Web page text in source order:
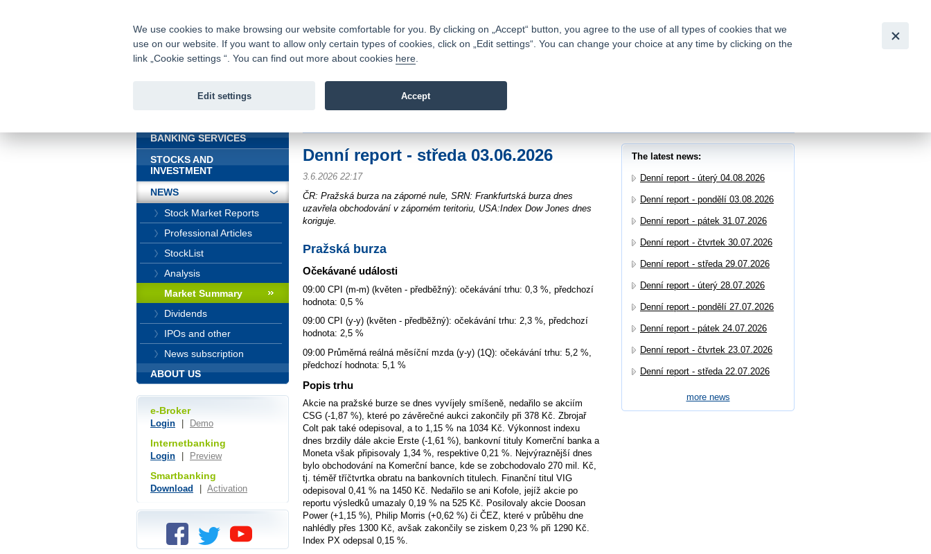
Fio bank
Fio banka is a modern Czech financial institution that stands out for
providing fee-free general banking services and adept facilitation of
Denní report - středa 03.06.2026
3.6.2026 22:17
ČR: Pražská burza na záporné nule, SRN: Frankfurtská burza dnes
uzavřela obchodování v záporném teritoriu, USA:Index Dow Jones dnes
koriguje.
Pražská burza
Očekávané události
09:00 CPI (m-m) (květen - předběžný): očekávání trhu: 0,3 %, předchozí
hodnota: 0,5 %
09:00 CPI (y-y) (květen - předběžný): očekávání trhu: 2,3 %, předchozí
hodnota: 2,5 %
09:00 Průměrná reálná měsíční mzda (y-y) (1Q): očekávání trhu: 5,2 %,
předchozí hodnota: 5,1 %
Popis trhu
Akcie na pražské burze se dnes vyvíjely smíšeně, nedařilo se akciím
CSG (-1,87 %), které po závěrečné aukci zakončily při 378 Kč. Zbrojař
Colt pak také odepisoval, a to 1,15 % na 1034 Kč. Výkonnost indexu
dnes brzdily dále akcie Erste (-1,61 %), bankovní tituly Komerční banka a
Moneta však připisovaly 1,34 %, respektive 0,21 %. Nejvýraznější dnes
bylo obchodování na Komerční bance, kde se zobchodovalo 270 mil. Kč,
tj. téměř tříčtvrtka obratu na bankovních titulech. Finanční titul VIG
odepisoval 0,41 % na 1450 Kč. Nedařilo se ani Kofole, jejíž akcie po
reportu výsledků umazaly 0,19 % na 525 Kč. Posilovaly akcie Doosan
Power (+1,15 %), Philip Morris (+0,62 %) či ČEZ, které v průběhu dne
nahlédly přes 1300 Kč, avšak zakončily se ziskem 0,23 % při 1290 Kč.
Index PX odepsal 0,15 %.
The latest news:
Denní report - úterý 04.08.2026
Denní report - pondělí 03.08.2026
Denní report - pátek 31.07.2026
Denní report - čtvrtek 30.07.2026
Denní report - středa 29.07.2026
Denní report - úterý 28.07.2026
Denní report - pondělí 27.07.2026
Denní report - pátek 24.07.2026
Denní report - čtvrtek 23.07.2026
Denní report - středa 22.07.2026
more news
BANKING SERVICES
STOCKS AND
INVESTMENT
NEWS
Stock Market Reports
Professional Articles
StockList
Analysis
Market Summary
Dividends
IPOs and other
News subscription
ABOUT US
e-Broker
Login Demo
Internetbanking
Login Preview
Smartbanking
Download Activation
We use cookies to make browsing our website comfortable for you. By clicking on „Accept“ button, you agree to the use of all types of cookies that we
use on our website. If you want to allow only certain types of cookies, click on „Edit settings“. You can change your choice at any time by clicking on the
link „Cookie settings “. You can find out more about cookies here
Edit settings Accept